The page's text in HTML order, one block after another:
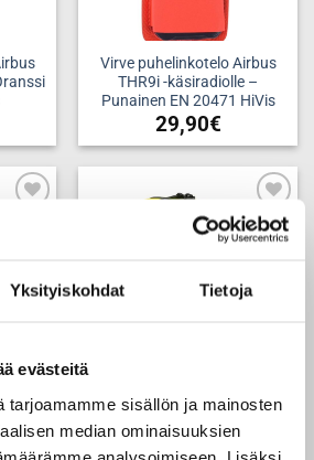
Yksityiskohdat Tietoja
evästeitä
tarjoamamme sisällön ja mainosten
median ominaisuuksien
analysoimiseen. Lisäksi
Virve puhelinkotelo Airbus
THR9i -käsiradiolle –
Punainen EN 20471 HiVis
29,90€
Add to
wishlist
TILAPÄISESTI LOPPU -
Pienvälinetasku 145 mm x